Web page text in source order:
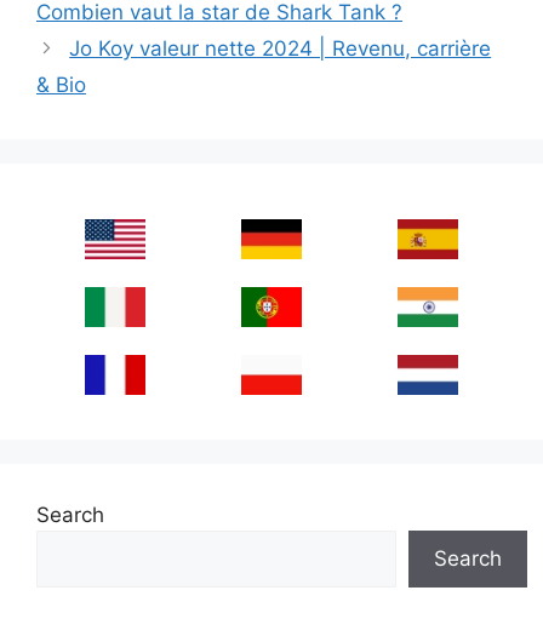
Combien vaut la star de Shark Tank ?
Jo Koy valeur nette 2024 | Revenu, carrière
& Bio
Search
Search